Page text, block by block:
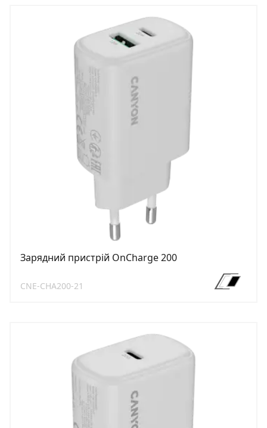
Зарядний пристрій OnCharge 200
CNE-CHA200-21